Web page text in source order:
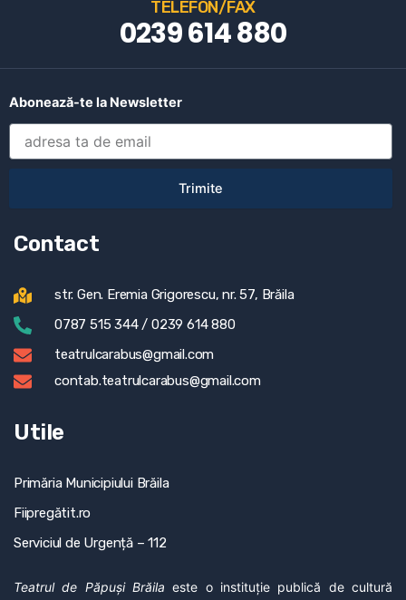
TELEFON/FAX
0239 614 880
Abonează-te la Newsletter
Trimite
Contact
str. Gen. Eremia Grigorescu, nr. 57, Brăila
0787 515 344 / 0239 614 880
teatrulcarabus@gmail.com
contab.teatrulcarabus@gmail.com
Utile
Primăria Municipiului Brăila
Fiipregătit.ro
Serviciul de Urgență – 112
Teatrul de Păpuși Brăila este o instituție publică de cultură